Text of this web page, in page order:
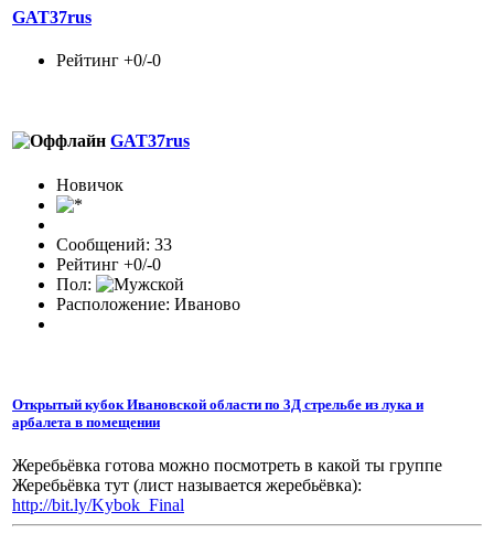
GAT37rus
Рейтинг +0/-0
GAT37rus
Новичок
Сообщений: 33
Рейтинг +0/-0
Пол:
Расположение: Иваново
Открытый кубок Ивановской области по 3Д стрельбе из лука и
арбалета в помещении
Жеребьёвка готова можно посмотреть в какой ты группе
Жеребьёвка тут (лист называется жеребьёвка):
http://bit.ly/Kybok_Final